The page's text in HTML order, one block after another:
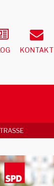
KONTAKT